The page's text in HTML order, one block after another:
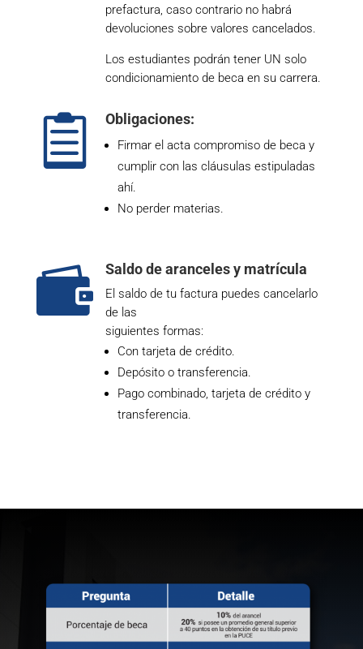
prefactura, caso contrario no habrá
devoluciones sobre valores cancelados.
Los estudiantes podrán tener UN solo
condicionamiento de beca en su carrera.
 Obligaciones:
Firmar el acta compromiso de beca y
cumplir con las cláusulas estipuladas
ahí.
No perder materias.
 Saldo de aranceles y matrícula
El saldo de tu factura puedes cancelarlo
de las
siguientes formas:
Con tarjeta de crédito.
Depósito o transferencia.
Pago combinado, tarjeta de crédito y
transferencia.